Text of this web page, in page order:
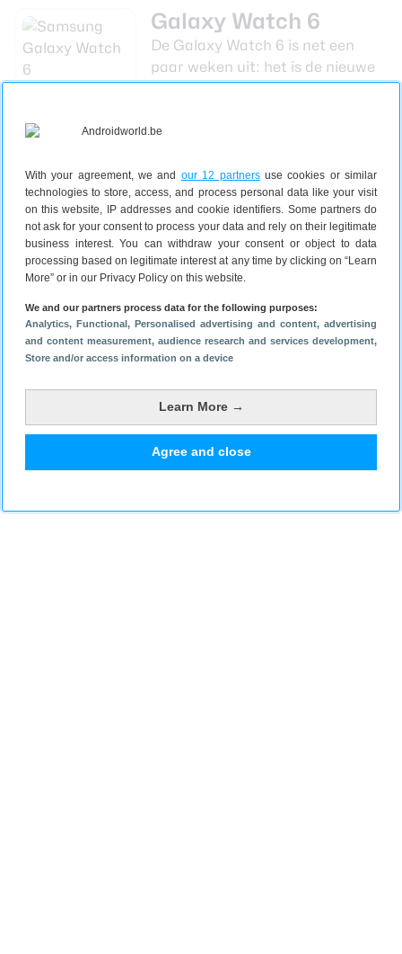
With your agreement, we and our 12 partnersuse cookies or similar
technologies to store, access, and process personal data like your visit
on this website, IP addresses and cookie identifiers. Some partners do
not ask for your consent to process your data and rely on their legitimate
business interest. You can withdraw your consent or object to data
processing based on legitimate interest at any time by clicking on “Learn
More” or in our Privacy Policy on this website.
We and our partners process data for the following purposes:
Analytics, Functional, Personalised advertising and content, advertising
and content measurement, audience research and services development,
Store and/or access information on a device
Learn More →
Agree and close
Samsung
Galaxy Watch 6
aangekondigd:
lichtgewicht
met grotere
accu
Lees verder
Galaxy Watch 6
De Galaxy Watch 6 is net een
paar weken uit: het is de nieuwe
smartwatch van Samsung en hij
op slaapmogelijkheden. Dat is ook
modus niet per se heel handig is
om elke nacht in te schakelen,
mocht je graag je slaap
bijhouden. Ook is er eenGalaxy
Watch 6 Classic, die als grote plus
de draairing heeft ter bediening.
Heb jij een Samsung Galaxy
Watch 6 en ben je blij met deze
modus? Laat nu achter waarvoor jij hem zou
Plaats een reactie